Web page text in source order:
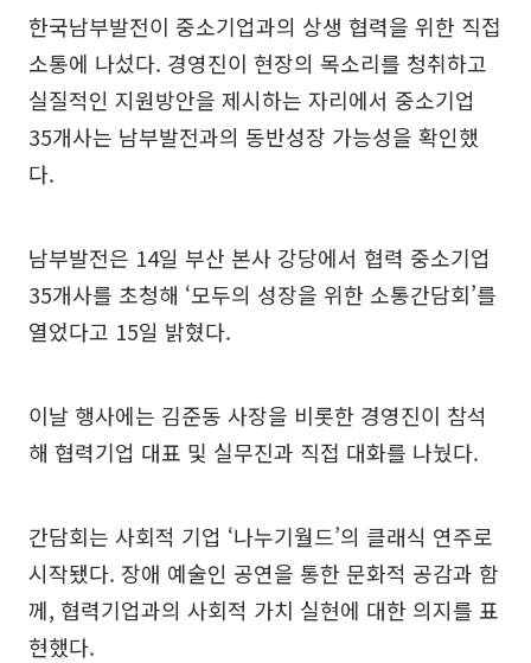
한국남부발전이 중소기업과의 상생 협력을 위한 직접
소통에 나섰다. 경영진이 현장의 목소리를 청취하고
실질적인 지원방안을 제시하는 자리에서 중소기업
35개사는 남부발전과의 동반성장 가능성을 확인했
다.
남부발전은 14일 부산 본사 강당에서 협력 중소기업
35개사를 초청해 ‘모두의 성장을 위한 소통간담회’를
열었다고 15일 밝혔다.
이날 행사에는 김준동 사장을 비롯한 경영진이 참석
해 협력기업 대표 및 실무진과 직접 대화를 나눴다.
간담회는 사회적 기업 ‘나누기월드’의 클래식 연주로
시작됐다. 장애 예술인 공연을 통한 문화적 공감과 함
께, 협력기업과의 사회적 가치 실현에 대한 의지를 표
현했다.